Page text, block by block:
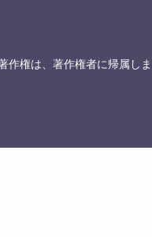
権は、著作権者に帰属し